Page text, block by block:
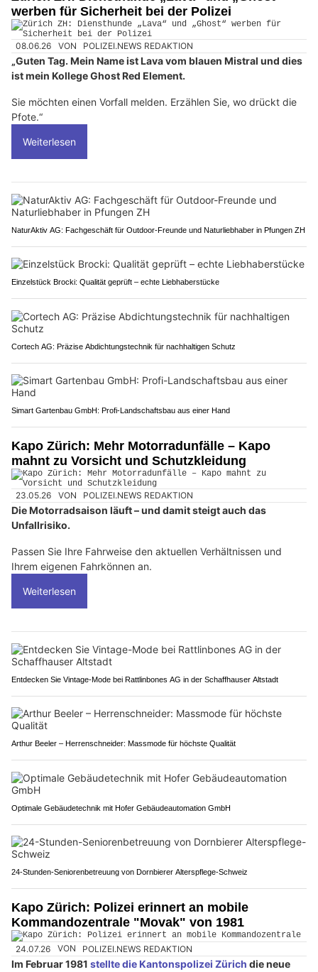
werben für Sicherheit bei der Polizei
08.06.26 VON POLIZEI.NEWS REDAKTION
„Guten Tag. Mein Name ist Lava vom blauen Mistral und dies
ist mein Kollege Ghost Red Element.
Sie möchten einen Vorfall melden. Erzählen Sie, wo drückt die
Pfote.“
Weiterlesen
NaturAktiv AG: Fachgeschäft für Outdoor-Freunde und Naturliebhaber in Pfungen ZH
Einzelstück Brocki: Qualität geprüft – echte Liebhaberstücke
Cortech AG: Präzise Abdichtungstechnik für nachhaltigen Schutz
Simart Gartenbau GmbH: Profi-Landschaftsbau aus einer Hand
Kapo Zürich: Mehr Motorradunfälle – Kapo
mahnt zu Vorsicht und Schutzkleidung
23.05.26 VON POLIZEI.NEWS REDAKTION
Die Motorradsaison läuft – und damit steigt auch das
Unfallrisiko.
Passen Sie Ihre Fahrweise den aktuellen Verhältnissen und
Ihrem eigenen Fahrkönnen an.
Weiterlesen
Entdecken Sie Vintage-Mode bei Rattlinbones AG in der Schaffhauser Altstadt
Arthur Beeler – Herrenschneider: Massmode für höchste Qualität
Optimale Gebäudetechnik mit Hofer Gebäudeautomation GmbH
24-Stunden-Seniorenbetreuung von Dornbierer Alterspflege-Schweiz
Kapo Zürich: Polizei erinnert an mobile
Kommandozentrale "Movak" von 1981
24.07.26 VON POLIZEI.NEWS REDAKTION
Im Februar 1981 stellte die Kantonspolizei Zürich die neue